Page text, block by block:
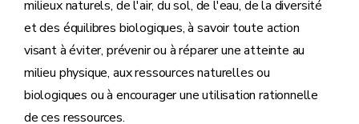
milieux naturels, de l'air, du sol, de l'eau, de la diversité
et des équilibres biologiques, à savoir toute action
visant à éviter, prévenir ou à réparer une atteinte au
milieu physique, aux ressources naturelles ou
biologiques ou à encourager une utilisation rationnelle
de ces ressources.